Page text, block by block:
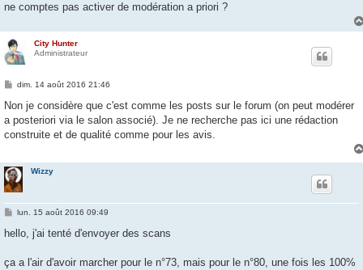
ne comptes pas activer de modération a priori ?
City Hunter
Administrateur
M
s
a
g
dim. 14 août 2016 21:46
Non je considère que c'est comme les posts sur le forum (on peut modérer
a posteriori via le salon associé). Je ne recherche pas ici une rédaction
construite et de qualité comme pour les avis.
Wizzy
M
s
g
lun. 15 août 2016 09:49
hello, j'ai tenté d'envoyer des scans
ça a l'air d'avoir marcher pour le n°73, mais pour le n°80, une fois les 100%